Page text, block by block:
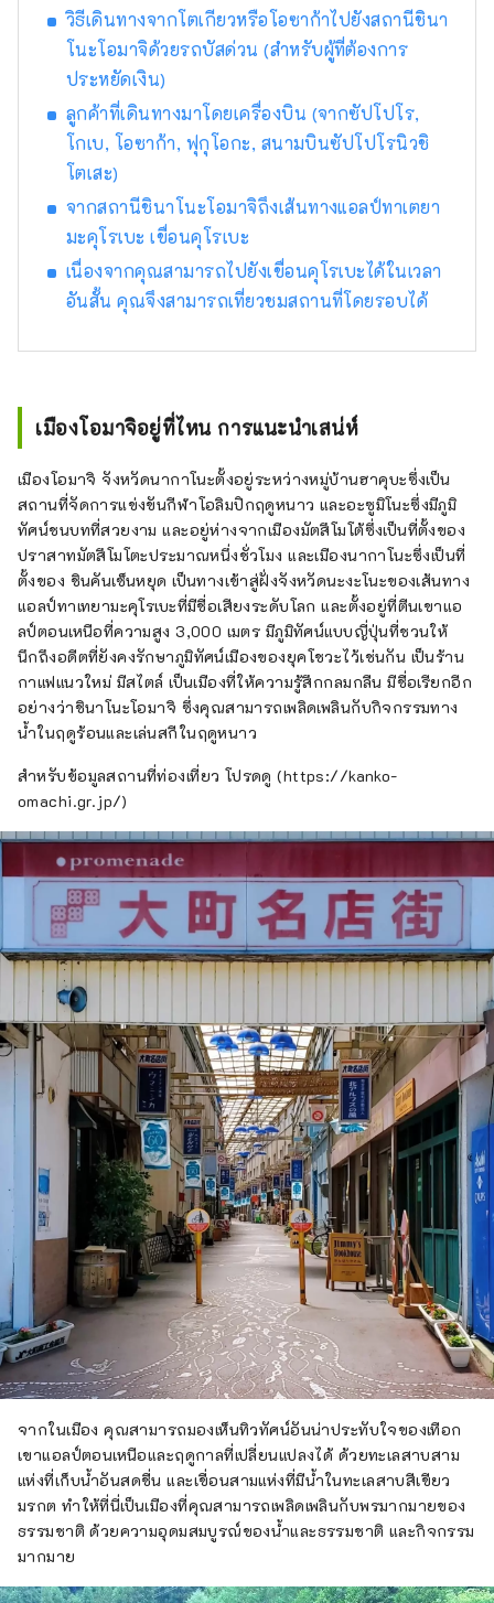
ฤดูร้อนและต้อนรับนักท่องเที่ยวปีละเกือบ 1 ล้าน
คน อีกทั้งยังเป็นเมืองที่ นอกจากนี้เรายังมีผู้เยี่ยม
ชมจำนวนมากที่มาเยือนเทือกเขาแอลป์ทางตอน
เหนือ ซึ่งเป็นเทือกเขาที่มีความสูง 3,000 เมตร
รวมถึงนักท่องเที่ยวที่เพลิดเพลินกับกิจกรรมทาง
น้ำ การตั้งแคมป์ และซาวน่าที่ทะเลสาบอาโอกิ
ทางตะวันตกเฉียงเหนือของจังหวัดนากาโน่ โดยมี
เมืองนากาโน่ทางทิศตะวันออก จังหวัดโทยามะ
ทางทิศตะวันตก เมืองมัตสึโมโตะทางทิศใต้ และ
หมู่บ้านฮาคุบะทางทิศเหนือ ทำให้สะดวกยิ่งขึ้นที่
จะใช้เป็นฐานสำหรับการท่องเที่ยวของคุณ การ
เฉพาะในพื้นที่ที่ใกล้ชิดธรรมชาติ สาเก เบียร์ท้อง
ถิ่น และ กาแฟที่ชงด้วยน้ำอร่อย น้ำพุร้อนแบบไป
เช้าเย็นกลับ และโรงแรมบ่อน้ำพุร้อน ฉันคิดว่า
เราจะยินดีเป็นอย่างยิ่งหากคุณสามารถแบ่งปัน
สถานที่ท่องเที่ยวของคุณกับเราโดยใช้
#shinanoomachi ขอบคุณ.
วิธีเดินทางจากโตเกียวหรือโอซาก้าไปยังสถานีชินา
โนะโอมาจิด้วยรถบัสด่วน (สำหรับผู้ที่ต้องการ
ประหยัดเงิน)
ลูกค้าที่เดินทางมาโดยเครื่องบิน (จากซัปโปโร,
โกเบ, โอซาก้า, ฟุกุโอกะ, สนามบินซัปโปโรนิวชิ
โตเสะ)
จากสถานีชินาโนะโอมาจิถึงเส้นทางแอลป์ทาเตยา
มะคุโรเบะ เขื่อนคุโรเบะ
เนื่องจากคุณสามารถไปยังเขื่อนคุโรเบะได้ในเวลา
อันสั้น คุณจึงสามารถเที่ยวชมสถานที่โดยรอบได้
เมืองโอมาจิอยู่ที่ไหน การแนะนำเสน่ห์
เมืองโอมาจิ จังหวัดนากาโนะตั้งอยู่ระหว่างหมู่บ้านฮาคุบะซึ่งเป็น
สถานที่จัดการแข่งขันกีฬาโอลิมปิกฤดูหนาว และอะซูมิโนะซึ่งมีภูมิ
ทัศน์ชนบทที่สวยงาม และอยู่ห่างจากเมืองมัตสึโมโต้ซึ่งเป็นที่ตั้งของ
ปราสาทมัตสึโมโตะประมาณหนึ่งชั่วโมง และเมืองนากาโนะซึ่งเป็นที่
ตั้งของ ชินคันเซ็นหยุด เป็นทางเข้าสู่ฝั่งจังหวัดนะงะโนะของเส้นทาง
แอลป์ทาเทยามะคุโรเบะที่มีชื่อเสียงระดับโลก และตั้งอยู่ที่ตีนเขาแอ
ลป์ตอนเหนือที่ความสูง 3,000 เมตร มีภูมิทัศน์แบบญี่ปุ่นที่ชวนให้
นึกถึงอดีตที่ยังคงรักษาภูมิทัศน์เมืองของยุคโชวะไว้เช่นกัน เป็นร้าน
กาแฟแนวใหม่ มีสไตล์ เป็นเมืองที่ให้ความรู้สึกกลมกลืน มีชื่อเรียกอีก
อย่างว่าชินาโนะโอมาจิ ซึ่งคุณสามารถเพลิดเพลินกับกิจกรรมทาง
น้ำในฤดูร้อนและเล่นสกีในฤดูหนาว
สำหรับข้อมูลสถานที่ท่องเที่ยว โปรดดู (https://kanko-
omachi.gr.jp/)
จากในเมือง คุณสามารถมองเห็นทิวทัศน์อันน่าประทับใจของเทือก
เขาแอลป์ตอนเหนือและฤดูกาลที่เปลี่ยนแปลงได้ ด้วยทะเลสาบสาม
แห่งที่เก็บน้ำอันสดชื่น และเขื่อนสามแห่งที่มีน้ำในทะเลสาบสีเขียว
มรกต ทำให้ที่นี่เป็นเมืองที่คุณสามารถเพลิดเพลินกับพรมากมายของ
ธรรมชาติ ด้วยความอุดมสมบูรณ์ของน้ำและธรรมชาติ และกิจกรรม
มากมาย